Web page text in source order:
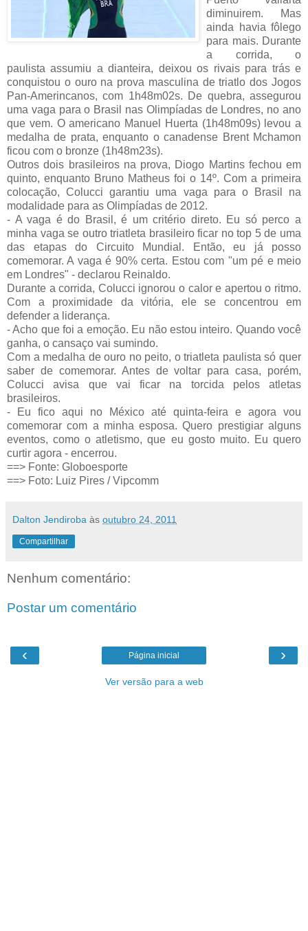
diminuirem. Mas
ainda havia fôlego
para mais. Durante
a corrida, o
paulista assumiu a dianteira, deixou os rivais para trás e
conquistou o ouro na prova masculina de triatlo dos Jogos
Pan-Amerincanos, com 1h48m02s. De quebra, assegurou
uma vaga para o Brasil nas Olimpíadas de Londres, no ano
que vem. O americano Manuel Huerta (1h48m09s) levou a
medalha de prata, enquanto o canadense Brent Mchamon
ficou com o bronze (1h48m23s).
Outros dois brasileiros na prova, Diogo Martins fechou em
quinto, enquanto Bruno Matheus foi o 14º. Com a primeira
colocação, Colucci garantiu uma vaga para o Brasil na
modalidade para as Olimpíadas de 2012.
- A vaga é do Brasil, é um critério direto. Eu só perco a
minha vaga se outro triatleta brasileiro ficar no top 5 de uma
das etapas do Circuito Mundial. Então, eu já posso
comemorar. A vaga é 90% certa. Estou com "um pé e meio
em Londres" - declarou Reinaldo.
Durante a corrida, Colucci ignorou o calor e apertou o ritmo.
Com a proximidade da vitória, ele se concentrou em
defender a liderança.
- Acho que foi a emoção. Eu não estou inteiro. Quando você
ganha, o cansaço vai sumindo.
Com a medalha de ouro no peito, o triatleta paulista só quer
saber de comemorar. Antes de voltar para casa, porém,
Colucci avisa que vai ficar na torcida pelos atletas
brasileiros.
- Eu fico aqui no México até quinta-feira e agora vou
comemorar com a minha esposa. Quero prestigiar alguns
eventos, como o atletismo, que eu gosto muito. Eu quero
curtir agora - encerrou.
==> Fonte: Globoesporte
==> Foto: Luiz Pires / Vipcomm
Dalton Jendiroba às outubro 24, 2011
Compartilhar
Nenhum comentário:
Postar um comentário
‹ ›
Página inicial
Ver versão para a web